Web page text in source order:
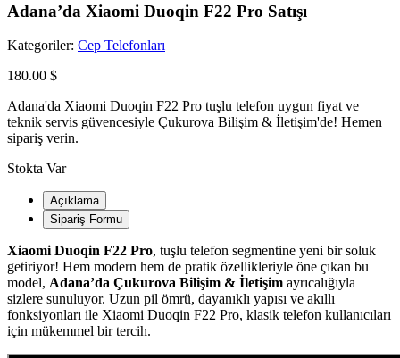
Adana’da Xiaomi Duoqin F22 Pro Satışı
Kategoriler: Cep Telefonları
180.00 $
Adana'da Xiaomi Duoqin F22 Pro tuşlu telefon uygun fiyat ve
teknik servis güvencesiyle Çukurova Bilişim & İletişim'de! Hemen
sipariş verin.
Stokta Var
Açıklama
Sipariş Formu
Xiaomi Duoqin F22 Pro, tuşlu telefon segmentine yeni bir soluk
getiriyor! Hem modern hem de pratik özellikleriyle öne çıkan bu
model, Adana’da Çukurova Bilişim & İletişim ayrıcalığıyla
sizlere sunuluyor. Uzun pil ömrü, dayanıklı yapısı ve akıllı
fonksiyonları ile Xiaomi Duoqin F22 Pro, klasik telefon kullanıcıları
için mükemmel bir tercih.